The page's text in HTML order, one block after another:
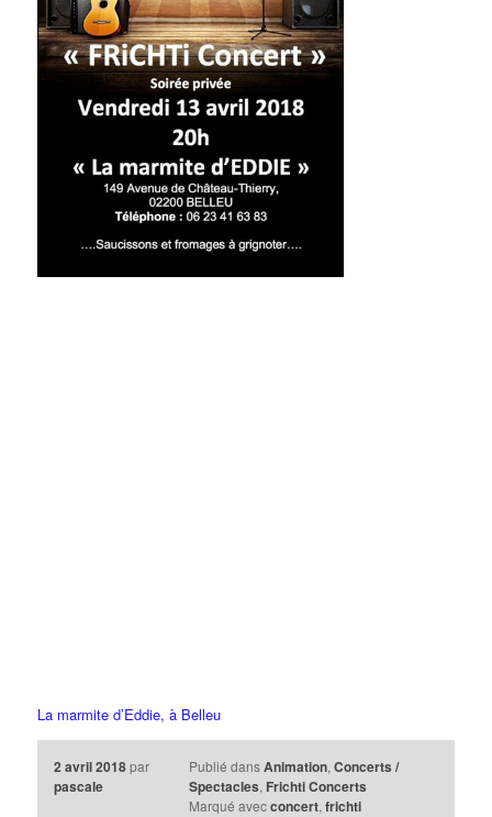
La marmite d’Eddie, à Belleu
2 avril 2018par
pascale
Publié dans Animation, Concerts /
Spectacles, Frichti Concerts
Marqué avec concert, frichti